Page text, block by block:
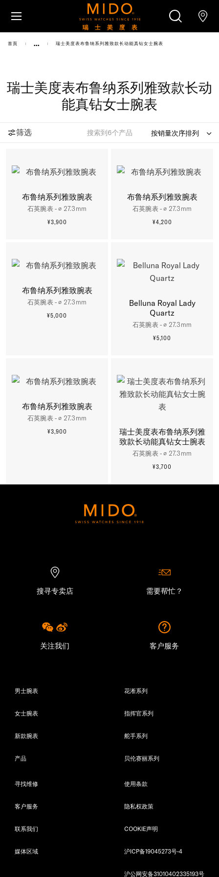
客户服务
搜索
首頁 ... 瑞士美度表布鲁纳系列雅致款长动能真钻女士腕表
瑞士美度表布鲁纳系列雅致款长动
能真钻女士腕表
筛选 搜索到6个产品 
布鲁纳系列雅致腕表
石英腕表 - ∅ 27.3mm
¥3,900
布鲁纳系列雅致腕表
石英腕表 - ∅ 27.3mm
¥4,200
布鲁纳系列雅致腕表
石英腕表 - ∅ 27.3mm
¥5,000
Belluna Royal Lady
Quartz
石英腕表 - ∅ 27.3mm
¥5,100
布鲁纳系列雅致腕表
石英腕表 - ∅ 27.3mm
¥3,900
瑞士美度表布鲁纳系列雅
致款长动能真钻女士腕表
石英腕表 - ∅ 27.3mm
¥3,700
搜寻专卖店 需要帮忙？
关注我们 客户服务
男士腕表
女士腕表
新款腕表
产品
花淅系列
指挥官系列
舵手系列
贝伦赛丽系列
寻找维修
客户服务
联系我们
媒体区域
使用条款
隐私权政策
COOKIE声明
沪ICP备19045273号-4
沪公网安备31010402335193号